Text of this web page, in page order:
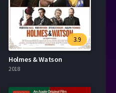
3.9
Holmes & Watson
2018